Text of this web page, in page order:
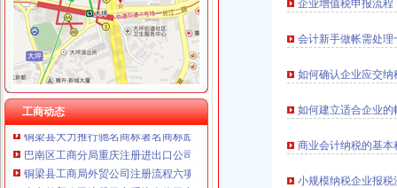
工商动态
九龙坡区企业信用促进会召开上半年工作会
巴南区工商分局四项措施从严监管猪肉市外贸公司注册要求场
市重庆注册进出口公司工商局牵头开展整顿规范盐业市场次序
梁平县工商局重庆代办外贸公司五项制度落实整改提高阶段工作
巴南区工商分局重庆注册进出口公司三个结合落实增收节支
垫江县工商局“五个到位”外贸公司注册资金抓纠风和政风行风评议工作
铜梁县大力推行驰名商标著名商标励办法
巴南区工商分局重庆注册进出口公司开展纠风和政风行风评议工作
铜梁县工商局外贸公司注册流程六项措施加水路运输行业监管工作
全市外贸公司注册工商系统个体工商户信用信息录入建库工作接近尾声
企业增值税申报流程
会计新手做帐需处理
如何确认企业应交纳
如何建立适合企业的
商业会计纳税的基本
小规模纳税企业报税